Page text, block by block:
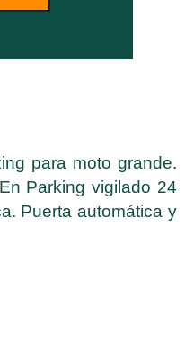
para moto grande.
Parking vigilado 24
Puerta automática y